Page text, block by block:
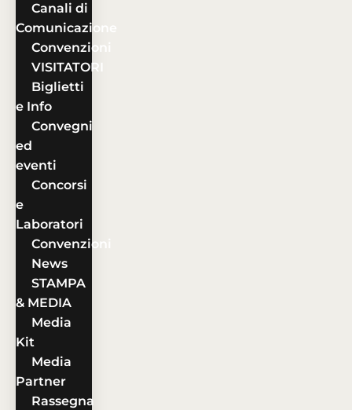
Canali di
Comunicazione
Convenzioni
VISITATORI
Biglietti
e Info
Convegni
ed
eventi
Concorsi
e
Laboratori
Convenzioni
News
STAMPA
& MEDIA
Media
Kit
Media
Partner
Rassegna